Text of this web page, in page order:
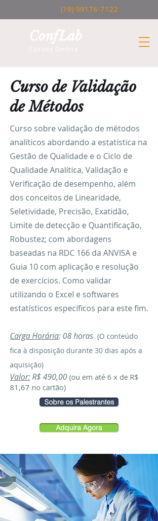
(19) 99176-7122
Curso de Validação
de Métodos
Curso sobre validação de métodos
analíticos abordando a estatística na
Gestão de Qualidade e o Ciclo de
Qualidade Analítica, Validação e
Verificação de desempenho, além
dos conceitos de Linearidade,
Seletividade, Precisão, Exatidão,
Limite de detecção e Quantificação,
Robustez; com abordagens
baseadas na RDC 166 da ANVISA e
Guia 10 com aplicação e resolução
de exercícios. Como validar
utilizando o Excel e softwares
estatísticos específicos para este fim.
Carga Horária: 08 horas (O conteúdo
fica à disposição durante 30 dias após a
aquisição)
Valor:R$ 490,00 (ou em até 6 x de R$
81,67 no cartão)
Sobre os Palestrantes
Adquira Agora